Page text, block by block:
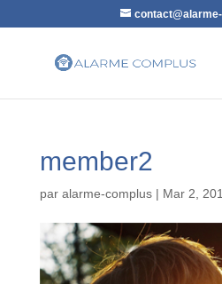
member2
par alarme-complus| Mar 2,